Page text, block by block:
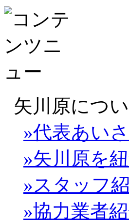
矢川原につ
»代表あい
»矢川原を紐
»スタッフ
»協力業者